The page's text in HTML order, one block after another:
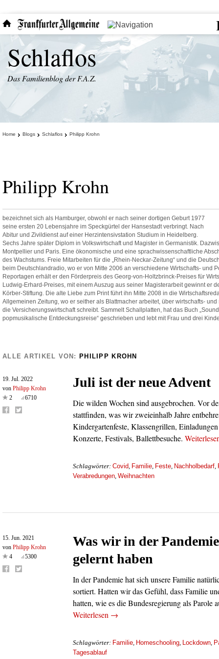
Schlaflos
Das Familienblog der F.A.Z.
Home Blogs Schlaflos Philipp Krohn
Philipp Krohn
bezeichnet sich als Hamburger, obwohl er nach seiner dortigen Geburt 1977
seine ersten 20 Lebensjahre im Speckgürtel der Hansestadt verbringt. Nach
Abitur und Zivildienst auf einer Herzintensivstation Studium in Heidelberg.
Sechs Jahre später Diplom in Volkswirtschaft und Magister in Germanistik.
Montpellier und Paris. Eine ökonomische und eine sprachwissenschaftliche
des Wachstums. Freie Mitarbeiten für die „Rhein-Neckar-Zeitung“ und die
beim Deutschlandradio, wo er von Mitte 2006 an verschiedene Wirtschafts- und
Reportagen erhält er den Förderpreis des Georg-von-Holtzbrinck-Preises für
Ludwig-Erhard-Preises, mit einem Auszug aus seiner Magisterarbeit gewinnt er
Körber-Stiftung. Die alte Liebe zum Print führt ihn Mitte 2008 in die
Allgemeinen Zeitung, wo er seither als Blattmacher arbeitet, über wirtschafts-
die Versicherungswirtschaft schreibt. Sammelt Schallplatten, hat das Buch
popmusikalische Entdeckungsreise“ geschrieben und lebt mit Frau und drei
ALLE ARTIKEL VON: PHILIPP KROHN
19. Jul. 2022
von Philipp Krohn
2
6710
Juli ist der neue Advent
Die wilden Wochen sind ausgebrochen. Vor
stattfinden, was wir zweieinhalb Jahre
Kindergartenfeste, Klassengrillen,
Konzerte, Festivals, Ballettbesuche.
Schlagwörter: Covid, Familie, Feste, Nachholbedarf,
Verabredungen, Weihnachten
15. Jun. 2021
von Philipp Krohn
4
5300
Was wir in der
gelernt haben
In der Pandemie hat sich unsere Familie
sortiert. Hatten wir das Gefühl, dass Familie
hatten, wie es die Bundesregierung als Parole
Weiterlesen →
Schlagwörter: Familie, Homeschooling, Lockdown,
Tagesablauf